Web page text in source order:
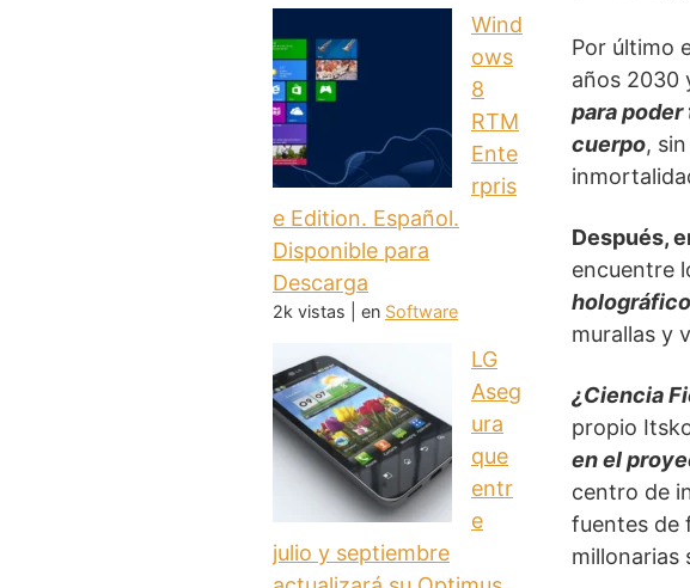
Por último
años 2030
para
cuerpo,
Después,
encuentre
holográfico
murallas y
¿Ciencia
propio
en el
centro de
fuentes de
millonarias
Wind
ows
8
RTM
Ente
rpris
e Edition. Español.
Disponible para
Descarga
2k vistas en Software
LG
Aseg
ura
que
entr
e
julio y septiembre